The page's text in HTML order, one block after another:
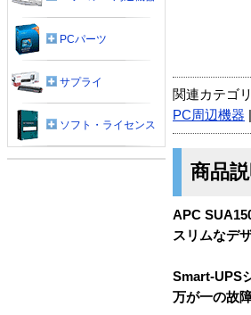
関連カテゴリ
PC周辺機器
商品
APC
スリムなデ
Smart-UPS
万が一の故
PCパーツ
サプライ
ソフト・ライセンス